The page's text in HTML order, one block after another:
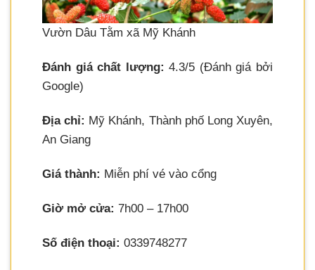
Vườn Dâu Tằm xã Mỹ Khánh
Đánh giá chất lượng: 4.3/5 (Đánh giá bởi
Google)
Địa chỉ: Mỹ Khánh, Thành phố Long Xuyên,
An Giang
Giá thành: Miễn phí vé vào cổng
Giờ mở cửa: 7h00 – 17h00
Số điện thoại: 0339748277